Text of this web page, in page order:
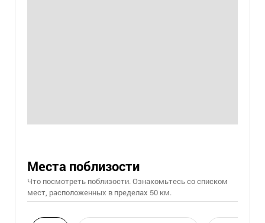
Места поблизости
Что посмотреть поблизости. Ознакомьтесь со списком
мест, расположенных в пределах 50 км.